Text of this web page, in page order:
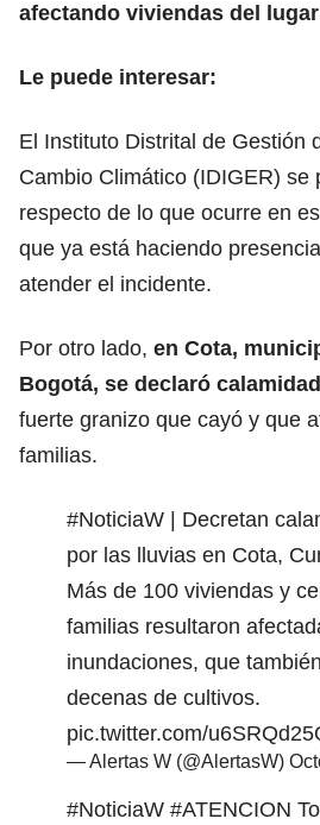
afectando viviendas del lugar
Le puede interesar:
El Instituto Distrital de Gestión
Cambio Climático (IDIGER) se
respecto de lo que ocurre en
que ya está haciendo
atender el incidente.
Por otro lado, en Cota,
Bogotá, se declaró
fuerte granizo que cayó y que
familias.
#NoticiaW | Decretan
por las lluvias en Cota,
Más de 100 viviendas y
familias resultaron
inundaciones, que
decenas de cultivos.
pic.twitter.com/
— Alertas W (@AlertasW)
#NoticiaW #ATENCION